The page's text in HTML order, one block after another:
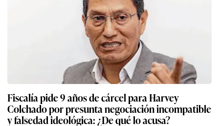
Fiscalía pide 9 años de cárcel para Harvey
Colchado por presunta negociación incompatible
y falsedad ideológica: ¿De qué lo acusa?